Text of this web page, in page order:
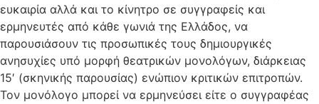
ευκαιρία αλλά και το κίνητρο σε συγγραφείς και
ερμηνευτές από κάθε γωνιά της Ελλάδος, να
παρουσιάσουν τις προσωπικές τους δημιουργικές
ανησυχίες υπό μορφή θεατρικών μονολόγων, διάρκειας
15′ (σκηνικής παρουσίας) ενώπιον κριτικών επιτροπών.
Τον μονόλογο μπορεί να ερμηνεύσει είτε ο συγγραφέας